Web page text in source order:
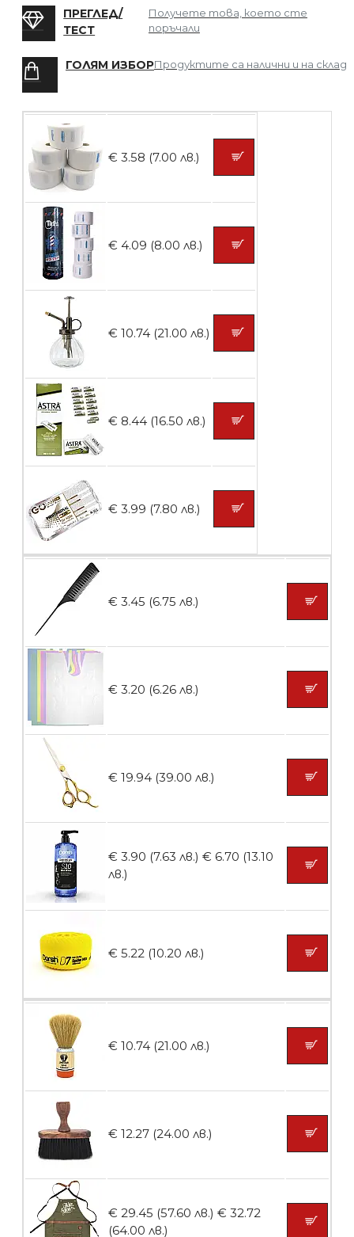
Четка за боядисване
броя
Контейнери за сваляне на гел лак 5
броя
Ваничка за маникюр BMSPA1C
БЕЗПЛАТНО
Пила тип ренде
БЕЗПЛАТНО
Пила тип ренде 2в1
БЕЗПЛАТНО
Пила тип ренде 2в1
БЕЗПЛАТНО
Пила тип ренде 2в1
ПРЕГЛЕД/
ТЕСТ
Получете това, което сте
поръчали
ГОЛЯМ ИЗБОРПродуктите са налични и на склад
€ 3.58 (7.00 лв.)
€ 4.09 (8.00 лв.)
€ 10.74 (21.00 лв.)
€ 8.44 (16.50 лв.)
€ 3.99 (7.80 лв.)
€ 3.45 (6.75 лв.)
€ 3.20 (6.26 лв.)
€ 19.94 (39.00 лв.)
€ 3.90 (7.63 лв.) € 6.70 (13.10
лв.)
€ 5.22 (10.20 лв.)
€ 10.74 (21.00 лв.)
€ 12.27 (24.00 лв.)
€ 29.45 (57.60 лв.) € 32.72
(64.00 лв.)